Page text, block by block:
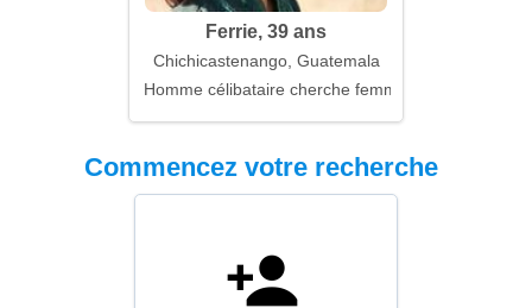
Ferrie, 39 ans
Chichicastenango, Guatemala
Homme célibataire cherche femme
Commencez votre recherche